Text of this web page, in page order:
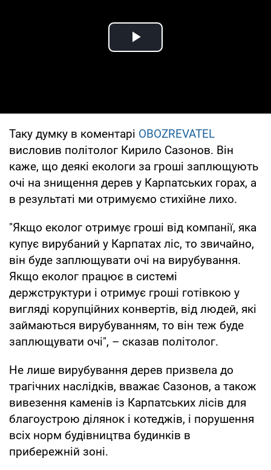
Play Video
Таку думку в коментарі OBOZREVATEL
висловив політолог Кирило Сазонов. Він
каже, що деякі екологи за гроші заплющують
очі на знищення дерев у Карпатських горах, а
в результаті ми отримуємо стихійне лихо.
"Якщо еколог отримує гроші від компанії, яка
купує вирубаний у Карпатах ліс, то звичайно,
він буде заплющувати очі на вирубування.
Якщо еколог працює в системі
держструктури і отримує гроші готівкою у
вигляді корупційних конвертів, від людей, які
займаються вирубуванням, то він теж буде
заплющувати очі", – сказав політолог.
Не лише вирубування дерев призвела до
трагічних наслідків, вважає Сазонов, а також
вивезення каменів із Карпатських лісів для
благоустрою ділянок і котеджів, і порушення
всіх норм будівництва будинків в
прибережній зоні.